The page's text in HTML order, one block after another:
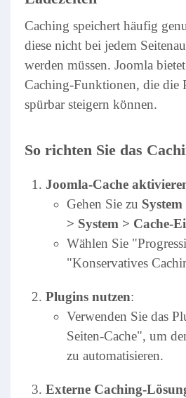
Caching speichert häufig
diese nicht bei jedem
werden müssen. Joomla
Caching-Funktionen, die die
spürbar steigern können.
So richten Sie das
Joomla-Cache
Gehen Sie zu
> System > Cache-
Wählen Sie
"Konservatives
Plugins nutzen:
Verwenden Sie das
Seiten-Cache", um
zu automatisieren.
Externe Caching-